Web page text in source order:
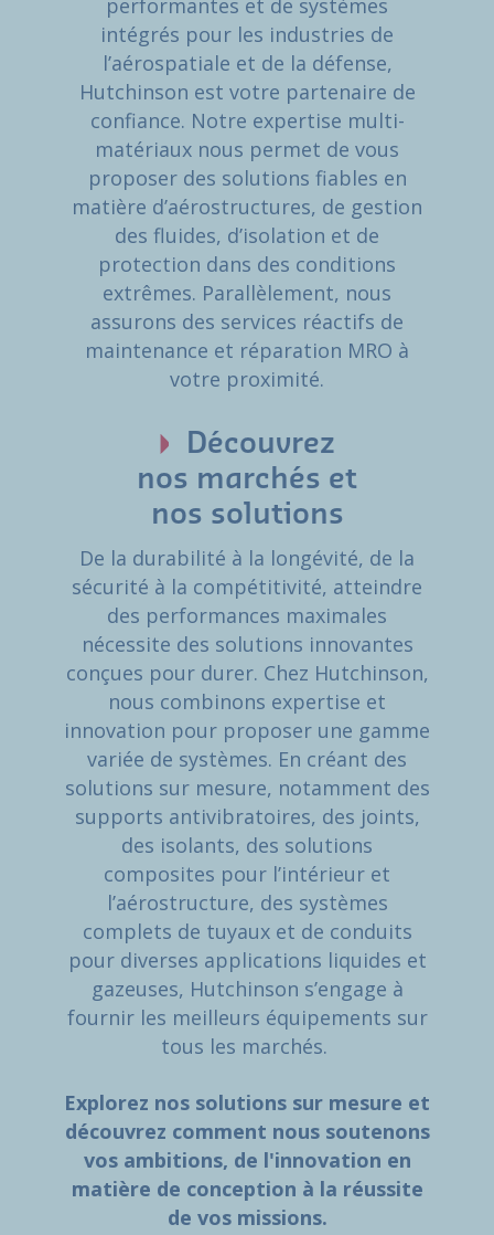
performantes et de systèmes
intégrés pour les industries de
l’aérospatiale et de la défense,
Hutchinson est votre partenaire de
confiance. Notre expertise multi-
matériaux nous permet de vous
proposer des solutions fiables en
matière d’aérostructures, de gestion
des fluides, d’isolation et de
protection dans des conditions
extrêmes. Parallèlement, nous
assurons des services réactifs de
maintenance et réparation MRO à
votre proximité.
Découvrez
nos marchés et
nos solutions
De la durabilité à la longévité, de la
sécurité à la compétitivité, atteindre
des performances maximales
nécessite des solutions innovantes
conçues pour durer. Chez Hutchinson,
nous combinons expertise et
innovation pour proposer une gamme
variée de systèmes. En créant des
solutions sur mesure, notamment des
supports antivibratoires, des joints,
des isolants, des solutions
composites pour l’intérieur et
l’aérostructure, des systèmes
complets de tuyaux et de conduits
pour diverses applications liquides et
gazeuses, Hutchinson s’engage à
fournir les meilleurs équipements sur
tous les marchés.
Explorez nos solutions sur mesure et
découvrez comment nous soutenons
vos ambitions, de l'innovation en
matière de conception à la réussite
de vos missions.